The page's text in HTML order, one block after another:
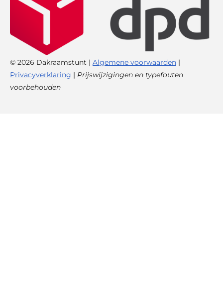
© 2026 Dakraamstunt | Algemene voorwaarden |
Privacyverklaring | Prijswijzigingen en typefouten
voorbehouden